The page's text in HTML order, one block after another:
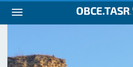
Navigácia